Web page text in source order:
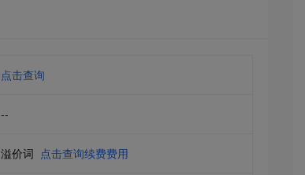
点击查询
--
溢价词 点击查询续费费用